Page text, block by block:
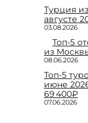
Турция
августе
03.08.2026
Топ-5
из
08.06.2026
Топ-5
июне
69 400₽
07.06.2026